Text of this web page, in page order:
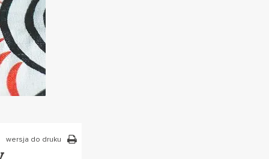
wersja do druku